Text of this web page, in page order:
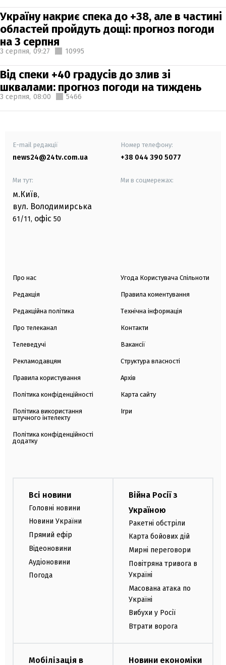
Україну накриє спека до +38, але в частині
областей пройдуть дощі: прогноз погоди
на 3 серпня
3 серпня, 09:27 10995
Від спеки +40 градусів до злив зі
шквалами: прогноз погоди на тиждень
3 серпня, 08:00 5466
E-mail редакції
news24@24tv.com.ua
Номер телефону:
+38 044 390 5077
Ми тут:
м.Київ,
вул. Володимирська
61/11, офіс 50
Ми в соцмережах:
Про нас
Редакція
Редакційна політика
Про телеканал
Телеведучі
Рекламодавцям
Правила користування
Політика конфіденційності
Політика використання
штучного інтелекту
Політика конфіденційності
додатку
Угода Користувача Спільноти
Правила коментування
Технічна інформація
Контакти
Вакансії
Структура власності
Архів
Карта сайту
Ігри
Всі новини
Головні новини
Новини України
Прямий ефір
Відеоновини
Аудіоновини
Погода
Війна Росії з
Україною
Ракетні обстріли
Карта бойових дій
Мирні переговори
Повітряна тривога в
Україні
Масована атака по
Україні
Вибухи у Росії
Втрати ворога
Мобілізація в
Новини економіки